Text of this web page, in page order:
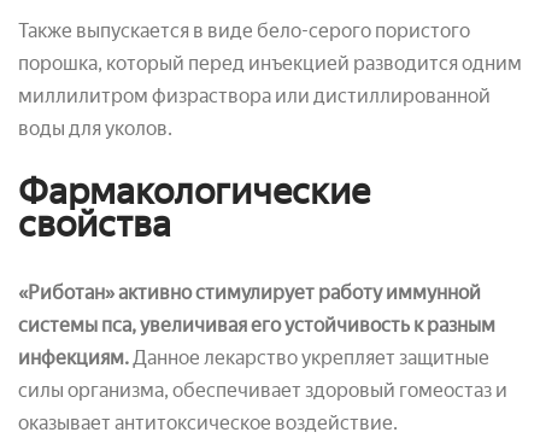
Также выпускается в виде бело-серого пористого
порошка, который перед инъекцией разводится одним
миллилитром физраствора или дистиллированной
воды для уколов.
Фармакологические
свойства
«Риботан» активно стимулирует работу иммунной
системы пса, увеличивая его устойчивость к разным
инфекциям. Данное лекарство укрепляет защитные
силы организма, обеспечивает здоровый гомеостаз и
оказывает антитоксическое воздействие.